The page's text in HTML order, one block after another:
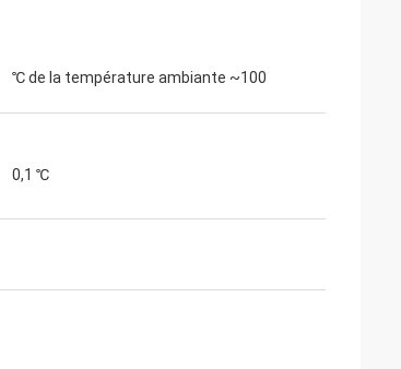
℃ de la température ambiante ~100
0,1 ℃